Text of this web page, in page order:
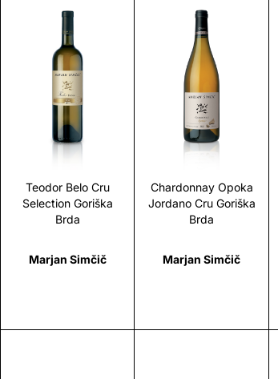
Teodor Belo Cru
Selection Goriška
Brda
Marjan Simčič
Scopri
Chardonnay Opoka
Jordano Cru Goriška
Brda
Marjan Simčič
Scopri